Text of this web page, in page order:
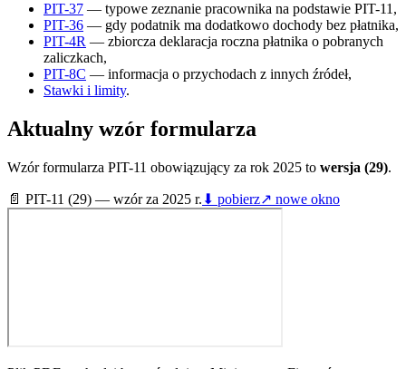
PIT-37 — typowe zeznanie pracownika na podstawie PIT-11,
PIT-36 — gdy podatnik ma dodatkowo dochody bez płatnika,
PIT-4R — zbiorcza deklaracja roczna płatnika o pobranych
zaliczkach,
PIT-8C — informacja o przychodach z innych źródeł,
Stawki i limity.
Aktualny wzór formularza
Wzór formularza PIT-11 obowiązujący za rok 2025 to wersja (29).
📄 PIT-11 (29) — wzór za 2025 r. ⬇ pobierz↗ nowe okno